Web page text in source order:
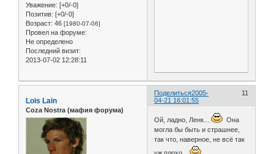
Уважение: [+0/-0]
Позитив: [+0/-0]
Возраст: 46 [1980-07-06]
Провел на форуме:
Не определено
Последний визит:
2013-07-02 12:28:11
Поделиться 11
2005-
04-21 16:01:55
Lois Lain
Coza Nostra (мафия форума)
Ой, ладно, Ленк...
Она
могла бы быть и страшнее,
так что, наверное, не всё так